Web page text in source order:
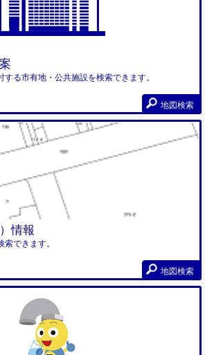
る市有地・公共施設を検索できます。
地図検索
情報
できます。
地図検索